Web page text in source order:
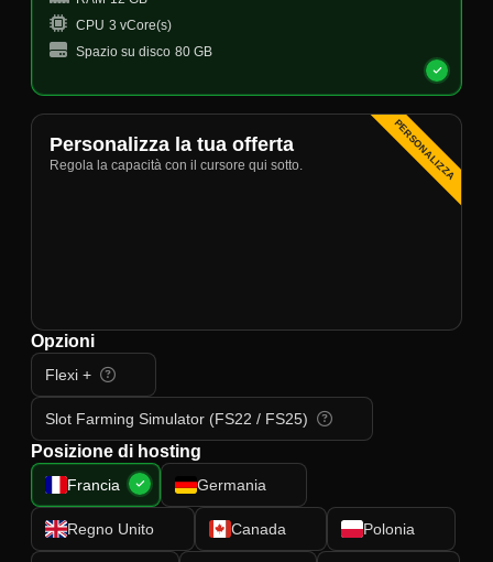
CPU 3 vCore(s)
Spazio su disco 80 GB
PERSONALIZZA
Personalizza la tua offerta
Regola la capacità con il cursore qui sotto.
Opzioni
Flexi +
Slot Farming Simulator (FS22 / FS25)
Posizione di hosting
Francia Germania
Regno Unito Canada Polonia